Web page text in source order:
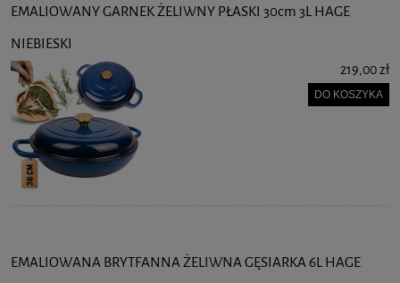
EMALIOWANY GARNEK ŻELIWNY PŁASKI 30cm 3L HAGE
NIEBIESKI
219,00 zł
DO KOSZYKA
EMALIOWANA BRYTFANNA ŻELIWNA GĘSIARKA 6L HAGE